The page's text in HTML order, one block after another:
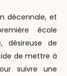
décennale, et
école
désireuse de
de mettre à
suivre une